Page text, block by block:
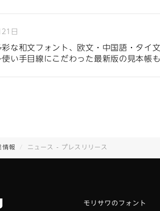
日
彩な和文フォント、欧文・中国語・タイ
い手目線にこだわった最新版の見本帳
情報 ニュース - プレスリリース
モリサワのフォント